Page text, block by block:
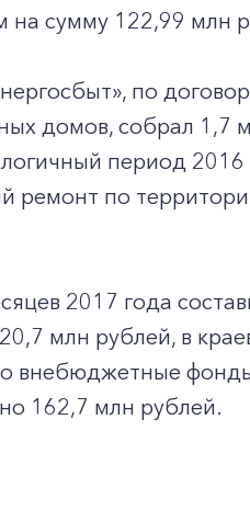
на сумму 122,99 млн
по
домов, собрал 1,7
период
ремонт по
2017 года
млн рублей, в
внебюджетные
162,7 млн рублей.